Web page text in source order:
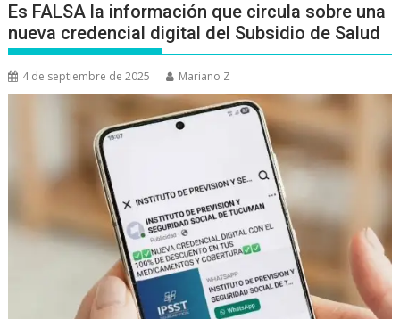
Es FALSA la información que circula sobre una
nueva credencial digital del Subsidio de Salud
4 de septiembre de 2025 Mariano Z